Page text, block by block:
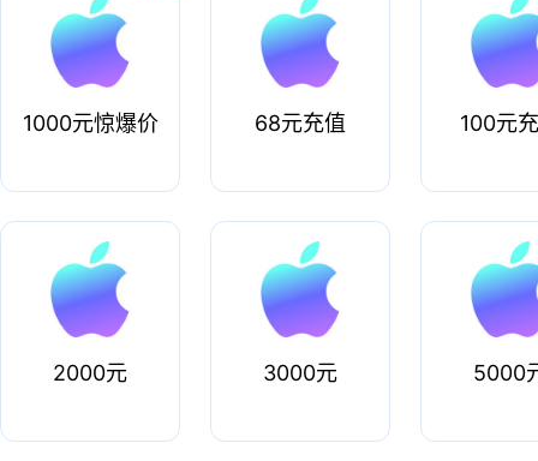
1000元惊爆价 68元充值 100元
2000元 3000元 5000